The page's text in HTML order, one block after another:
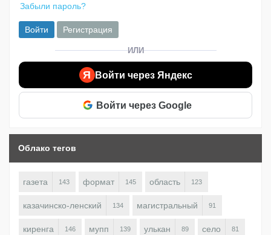
Забыли пароль?
Войти Регистрация
ИЛИ
Я Войти через Яндекс
Войти через Google
Облако тегов
газета 143 формат 145 область 123
казачинско-ленский 134 магистральный 91
киренга 146 мупп 139 улькан 89 село 81